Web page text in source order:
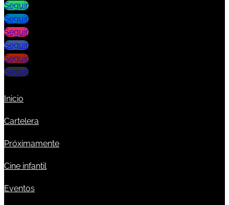
Seguir
Seguir
Seguir
Seguir
Seguir
Seguir
Inicio
Cartelera
Próximamente
Cine infantil
Eventos